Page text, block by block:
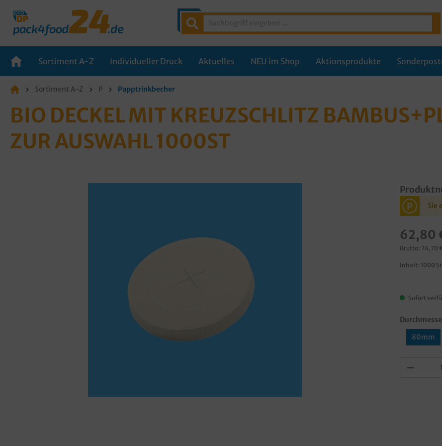
Sortiment A-Z Individueller Druck Aktuelles NEU im Shop Aktionsprodukte
Sortiment A-Z P Papptrinkbecher
BIO DECKEL MIT KREUZSCHLITZ
ZUR AUSWAHL 1000ST
P Sie
62,80
Brutto: 74,70 €
Inhalt: 1000
Sofort
80mm